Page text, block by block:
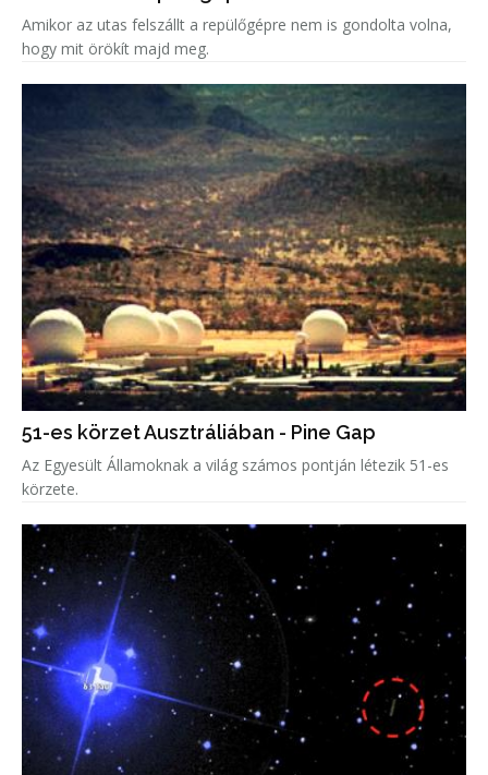
Amikor az utas felszállt a repülőgépre nem is gondolta volna,
hogy mit örökít majd meg.
51-es körzet Ausztráliában - Pine Gap
Az Egyesült Államoknak a világ számos pontján létezik 51-es
körzete.